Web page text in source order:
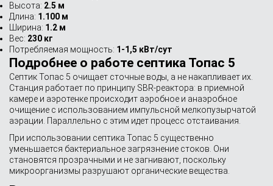
Высота: 2.5 м
Длина: 1.100 м
Ширина: 1.2 м
Вес: 230 кг
Потребляемая мощность: 1-1,5 кВт/сут
Подробнее о работе септика Топас 5
Септик Топас 5 очищает сточные воды, а не накапливает их.
Станция работает по принципу SBR-реактора: в приемной
камере и аэротенке происходит аэробное и анаэробное
очищение с использованием импульсной мелкопузырчатой
аэрации. Параллельно с этим идет процесс отстаивания.
При использовании септика Топас 5 существенно
уменьшается бактериальное загрязнение стоков. Они
становятся прозрачными и не загнивают, поскольку
микроорганизмы разрушают органические вещества.